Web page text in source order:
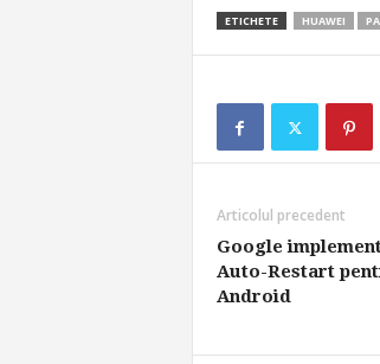
ETICHETE HUAWEI
Articolul precedent
Google
Auto-Restart
Android